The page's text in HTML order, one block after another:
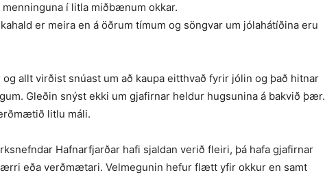
í litla miðbænum okkar.
er meira en á öðrum tímum og söngvar um jólahátíðina eru
allt virðist snúast um að kaupa eitthvað fyrir jólin og það hitnar
Gleðin snýst ekki um gjafirnar heldur hugsunina á bakvið þær.
litlu máli.
Hafnarfjarðar hafi sjaldan verið fleiri, þá hafa gjafirnar
eða verðmætari. Velmegunin hefur flætt yfir okkur en samt